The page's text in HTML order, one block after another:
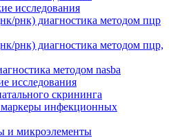
исследования
рнк) диагностика методом пцр
рнк) диагностика методом пцр,
методом nasba
исследования
скрининга
маркеры инфекционных
и микроэлементы